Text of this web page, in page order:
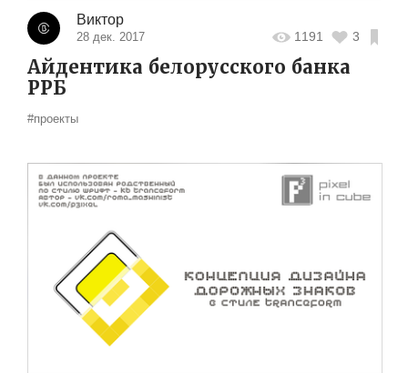
Виктор
28 дек. 2017 1191 3
Айдентика белорусского банка
РРБ
#проекты